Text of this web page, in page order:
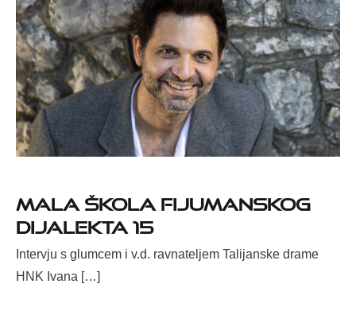
Mala škola fijumanskog
dijalekta 15
Intervju s glumcem i v.d. ravnateljem Talijanske drame
HNK Ivana […]